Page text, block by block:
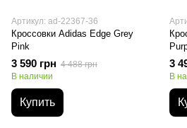
Артикул: ad-22367-36
Кроссовки Adidas Edge Grey
Pink
3 590 грн 4 488 грн
В наличии
Купить
3
В